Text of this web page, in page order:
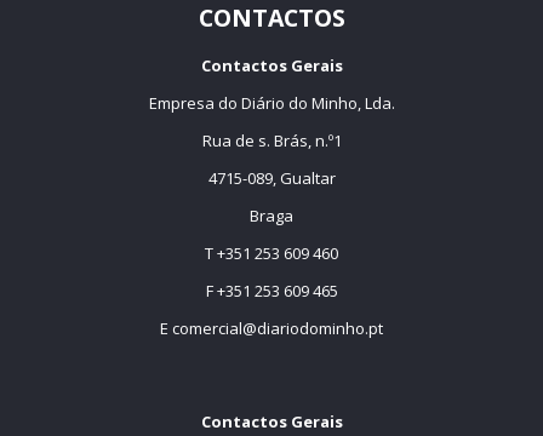
CONTACTOS
Contactos Gerais
Empresa do Diário do Minho, Lda.
Rua de s. Brás, n.º1
4715-089, Gualtar
Braga
T +351 253 609 460
F +351 253 609 465
E comercial@diariodominho.pt
Contactos Gerais